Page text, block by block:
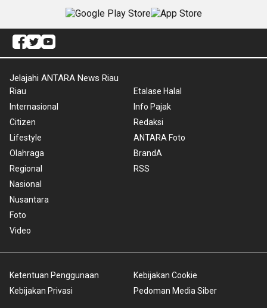
Jelajahi ANTARA News Riau
Riau
Internasional
Citizen
Lifestyle
Olahraga
Regional
Nasional
Nusantara
Foto
Video
Etalase Halal
Info Pajak
Redaksi
ANTARA Foto
BrandA
RSS
Ketentuan Penggunaan
Kebijakan Privasi
Kebijakan Cookie
Pedoman Media Siber